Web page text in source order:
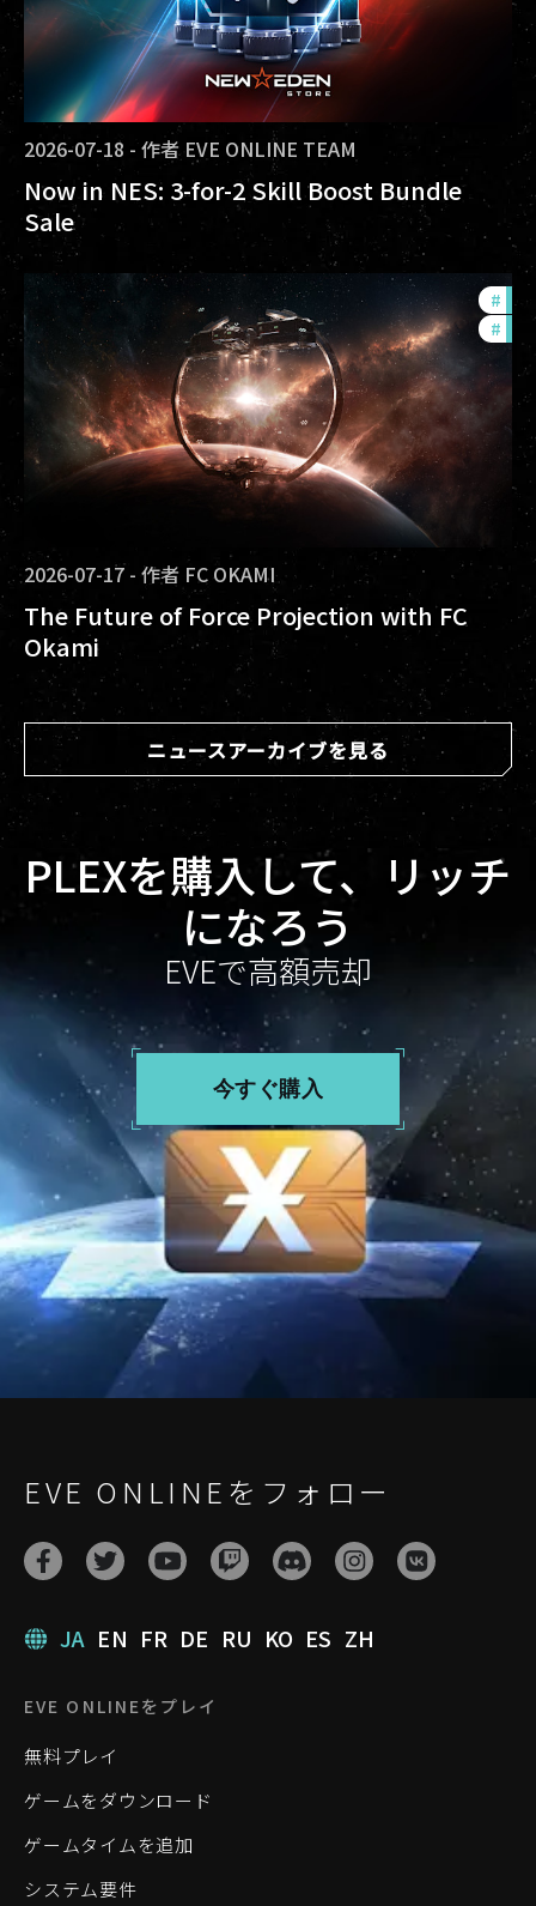
2026-07-18 - 作者 EVE ONLINE TEAM
Now in NES: 3-for-2 Skill Boost Bundle
Sale
#
#
2026-07-17 - 作者 FC OKAMI
The Future of Force Projection with FC
Okami
ニュースアーカイブを見る
PLEXを購入して、リッチ
になろう
EVEで高額売却
今すぐ購入
EVE ONLINEをフォロー
JA EN FR DE RU KO ES ZH
EVE ONLINEをプレイ
無料プレイ
ゲームをダウンロード
ゲームタイムを追加
システム要件